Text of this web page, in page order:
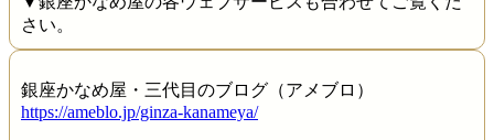
さい。
銀座かなめ屋・三代目のブログ（アメブロ）
https://ameblo.jp/ginza-kanameya/